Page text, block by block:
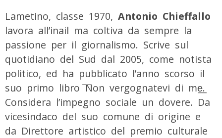
Lametino, classe 1970, Antonio Chieffallo
lavora all’inail ma coltiva da sempre la
passione per il giornalismo. Scrive sul
quotidiano del Sud dal 2005, come notista
politico, ed ha pubblicato l’anno scorso il
suo primo libro ͞Non vergognatevi di me͟.
Considera l’impegno sociale un dovere. Da
vicesindaco del suo comune di origine e
da Direttore artistico del premio culturale